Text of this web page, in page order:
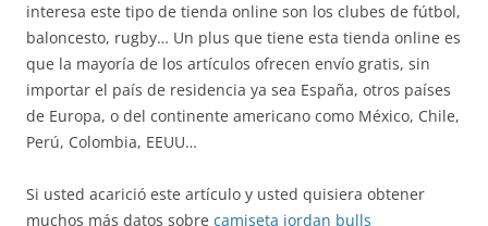
interesa este tipo de tienda online son los clubes de fútbol,
baloncesto, rugby… Un plus que tiene esta tienda online es
que la mayoría de los artículos ofrecen envío gratis, sin
importar el país de residencia ya sea España, otros países
de Europa, o del continente americano como México, Chile,
Perú, Colombia, EEUU…
Si usted acarició este artículo y usted quisiera obtener
muchos más datos sobre camiseta jordan bulls